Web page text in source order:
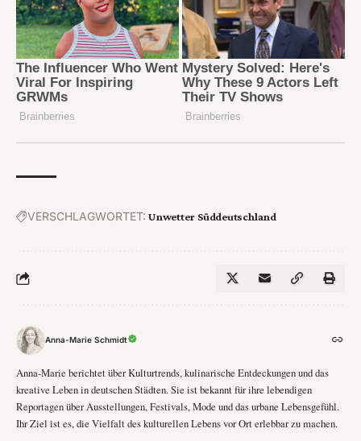
VERSCHLAGWORTET: Unwetter Süddeutschland
Anna-Marie Schmidt
Anna-Marie berichtet über Kulturtrends, kulinarische Entdeckungen und das
kreative Leben in deutschen Städten. Sie ist bekannt für ihre lebendigen
Reportagen über Ausstellungen, Festivals, Mode und das urbane Lebensgefühl.
Ihr Ziel ist es, die Vielfalt des kulturellen Lebens vor Ort erlebbar zu machen.